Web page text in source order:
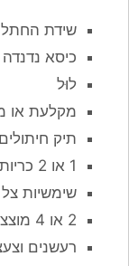
שידת
כיסא
לוּל
מקלעת או
תיק חיתולים
1 או 2 כריות החלפה
שימשיות
2 או 4 מוצצים (אם תבחר להשתמש אלה)
רעשנים